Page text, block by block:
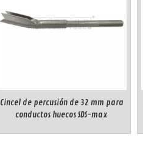
Cincel de percusión de 32 mm para
conductos huecos SDS-max